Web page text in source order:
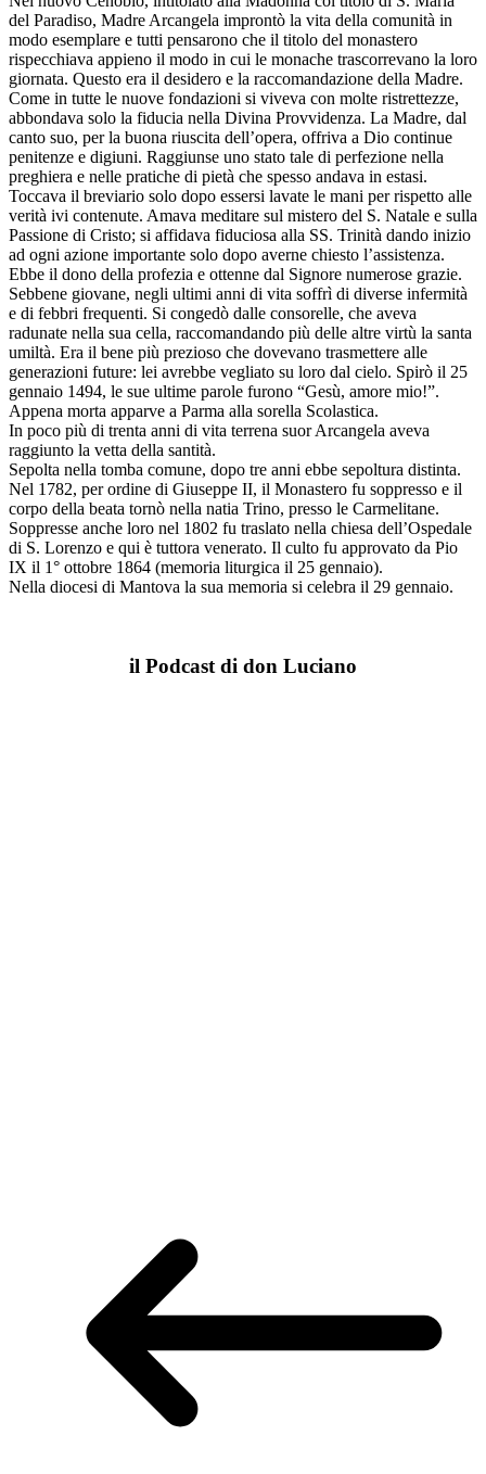
del Paradiso, Madre Arcangela improntò la vita della comunità in
modo esemplare e tutti pensarono che il titolo del monastero
rispecchiava appieno il modo in cui le monache trascorrevano la loro
giornata. Questo era il desidero e la raccomandazione della Madre.
Come in tutte le nuove fondazioni si viveva con molte ristrettezze,
abbondava solo la fiducia nella Divina Provvidenza. La Madre, dal
canto suo, per la buona riuscita dell’opera, offriva a Dio continue
penitenze e digiuni. Raggiunse uno stato tale di perfezione nella
preghiera e nelle pratiche di pietà che spesso andava in estasi.
Toccava il breviario solo dopo essersi lavate le mani per rispetto alle
verità ivi contenute. Amava meditare sul mistero del S. Natale e sulla
Passione di Cristo; si affidava fiduciosa alla SS. Trinità dando inizio
ad ogni azione importante solo dopo averne chiesto l’assistenza.
Ebbe il dono della profezia e ottenne dal Signore numerose grazie.
Sebbene giovane, negli ultimi anni di vita soffrì di diverse infermità
e di febbri frequenti. Si congedò dalle consorelle, che aveva
radunate nella sua cella, raccomandando più delle altre virtù la santa
umiltà. Era il bene più prezioso che dovevano trasmettere alle
generazioni future: lei avrebbe vegliato su loro dal cielo. Spirò il 25
gennaio 1494, le sue ultime parole furono “Gesù, amore mio!”.
Appena morta apparve a Parma alla sorella Scolastica.
In poco più di trenta anni di vita terrena suor Arcangela aveva
raggiunto la vetta della santità.
Sepolta nella tomba comune, dopo tre anni ebbe sepoltura distinta.
Nel 1782, per ordine di Giuseppe II, il Monastero fu soppresso e il
corpo della beata tornò nella natia Trino, presso le Carmelitane.
Soppresse anche loro nel 1802 fu traslato nella chiesa dell’Ospedale
di S. Lorenzo e qui è tuttora venerato. Il culto fu approvato da Pio
IX il 1° ottobre 1864 (memoria liturgica il 25 gennaio).
Nella diocesi di Mantova la sua memoria si celebra il 29 gennaio.
il Podcast di don Luciano